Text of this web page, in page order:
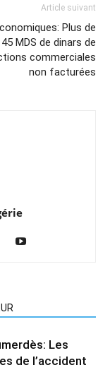
Article suivant
Plus de
45 MDS de dinars de
commerciales
non facturées
Les
de l’accident